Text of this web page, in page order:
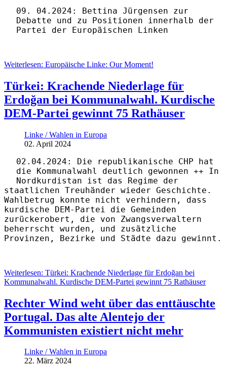
09. 04.2024: Bettina Jürgensen zur
Debatte und zu Positionen innerhalb der
Partei der Europäischen Linken
Weiterlesen: Europäische Linke: Our Moment!
Türkei: Krachende Niederlage für
Erdoğan bei Kommunalwahl. Kurdische
DEM-Partei gewinnt 75 Rathäuser
Linke / Wahlen in Europa
02. April 2024
02.04.2024: Die republikanische CHP hat
die Kommunalwahl deutlich gewonnen ++ In
Nordkurdistan ist das Regime der
staatlichen Treuhänder wieder Geschichte.
Wahlbetrug konnte nicht verhindern, dass
kurdische DEM-Partei die Gemeinden
zurückerobert, die von Zwangsverwaltern
beherrscht wurden, und zusätzliche
Provinzen, Bezirke und Städte dazu gewinnt.
Weiterlesen: Türkei: Krachende Niederlage für Erdoğan bei
Kommunalwahl. Kurdische DEM-Partei gewinnt 75 Rathäuser
Rechter Wind weht über das enttäuschte
Portugal. Das alte Alentejo der
Kommunisten existiert nicht mehr
Linke / Wahlen in Europa
22. März 2024